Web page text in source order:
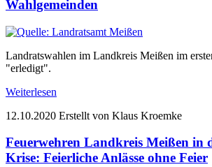
Wahlgemeinden
Landratswahlen im Landkreis Meißen im
"erledigt".
Weiterlesen
12.10.2020 Erstellt von Klaus Kroemke
Feuerwehren Landkreis Meißen in
Krise: Feierliche Anlässe ohne Feier